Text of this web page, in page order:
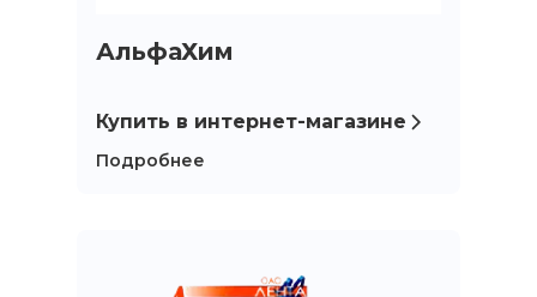
АльфаХим
Купить в интернет-магазине
Подробнее